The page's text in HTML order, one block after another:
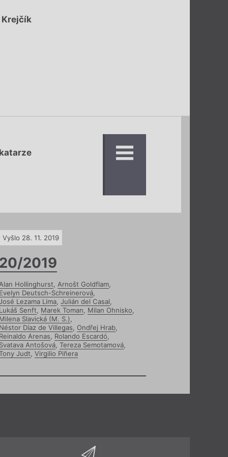
Krejčík
Vyšlo 28. 11. 2019
2019
Hollinghurst, Arnošt Goldflam,
Deutsch-Schreinerová,
Lezama Lima, Julián del Casal,
Senft, Marek Toman, Milan Ohnisko,
Slavická (M. S.),
Díaz de Villegas, Ondřej Hrab,
Arenas, Rolando Escardó,
Antošová, Tereza Semotamová,
Judt, Virgilio Piñera